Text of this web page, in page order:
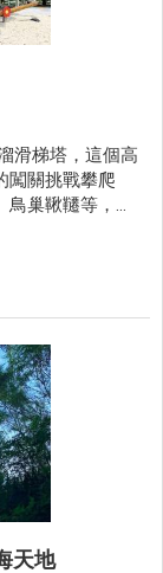
滑梯塔，這個高
闖關挑戰攀爬
巢鞦韆等，遊
前完全不一樣
山中正公園吧！
天地